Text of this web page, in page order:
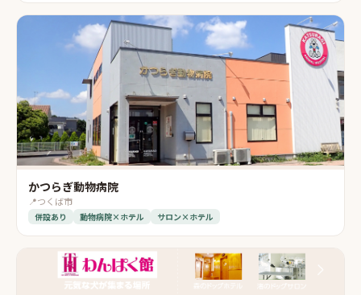
かつらぎ動物病院
📍つくば市
併設あり 動物病院×ホテル サロン×ホテル